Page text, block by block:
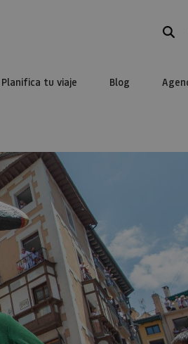
Planifica tu viaje Blog